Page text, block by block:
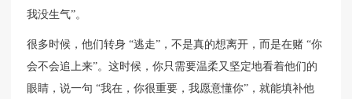
我没生气”。
很多时候，他们转身 “逃走”，不是真的想离开，而是在赌 “你
会不会追上来”。这时候，你只需要温柔又坚定地看着他们的
眼睛，说一句 “我在，你很重要，我愿意懂你”，就能填补他